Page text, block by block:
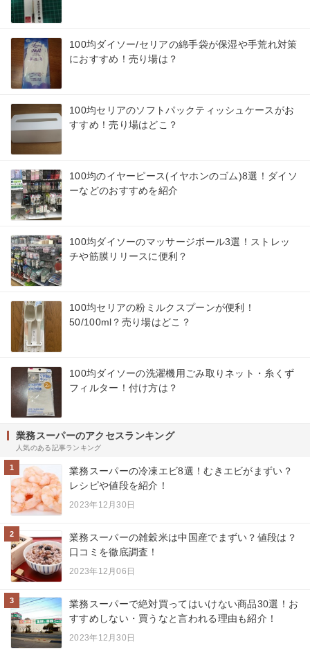
100均ダイソー/セリアの綿手袋が保湿や手荒れ対策
におすすめ！売り場は？
100均セリアのソフトパックティッシュケースがお
すすめ！売り場はどこ？
100均のイヤーピース(イヤホンのゴム)8選！ダイソ
ーなどのおすすめを紹介
100均ダイソーのマッサージボール3選！ストレッ
チや筋膜リリースに便利？
100均セリアの粉ミルクスプーンが便利！
50/100ml？売り場はどこ？
100均ダイソーの洗濯機用ごみ取りネット・糸くず
フィルター！付け方は？
業務スーパーのアクセスランキング
人気のある記事ランキング
1
業務スーパーの冷凍エビ8選！むきエビがまずい？
レシピや値段を紹介！
2023年12月30日
2
業務スーパーの雑穀米は中国産でまずい？値段は？
口コミを徹底調査！
2023年12月06日
3
業務スーパーで絶対買ってはいけない商品30選！お
すすめしない・買うなと言われる理由も紹介！
2023年12月30日